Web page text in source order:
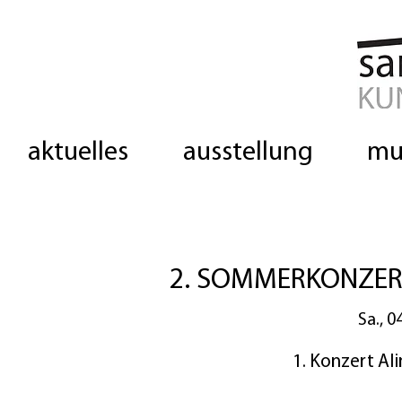
aktuelles ausstellung
2.
Sa.,
1. Konzert